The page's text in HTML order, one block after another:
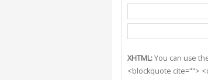
XHTML:You can use
<blockquote cite="">